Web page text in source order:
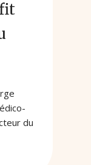
du